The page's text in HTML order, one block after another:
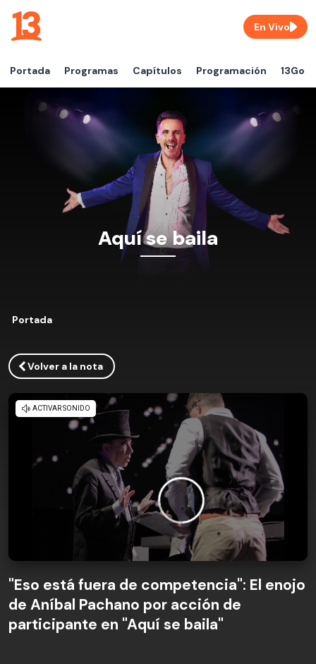
Portada Programas Capítulos Programación 13Go
En Vivo
Aquí se baila
Portada
Volver a la nota
"Eso está fuera de competencia": El enojo
de Aníbal Pachano por acción de
participante en "Aquí se baila"